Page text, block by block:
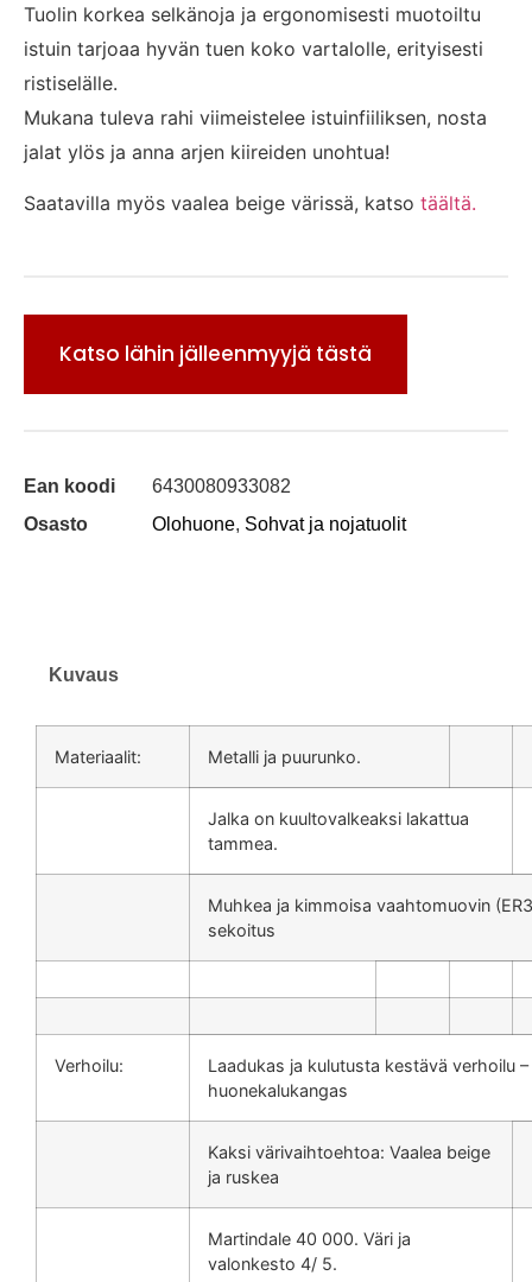
Tuolin korkea selkänoja ja ergonomisesti muotoiltu
istuin tarjoaa hyvän tuen koko vartalolle, erityisesti
ristiselälle.
Mukana tuleva rahi viimeistelee istuinfiiliksen, nosta
jalat ylös ja anna arjen kiireiden unohtua!
Saatavilla myös vaalea beige värissä, katso täältä.
Katso lähin jälleenmyyjä tästä
Ean koodi
6430080933082
Osasto
Olohuone, Sohvat ja nojatuolit
Kuvaus
Materiaalit: Metalli ja puurunko.
Jalka on kuultovalkeaksi lakattua
tammea.
Muhkea ja kimmoisa vaahtomuovin
sekoitus
Verhoilu:
Laadukas ja kulutusta kestävä verhoilu
huonekalukangas
Kaksi värivaihtoehtoa: Vaalea beige
ja ruskea
Martindale 40 000. Väri ja
valonkesto 4/ 5.